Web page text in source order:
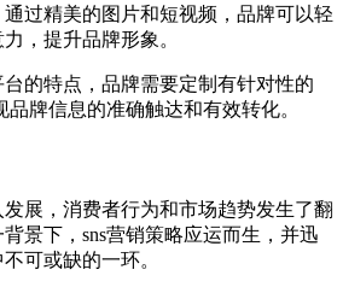
过精美的图片和短视频，品牌可以轻
，提升品牌形象。
特点，品牌需要定制有针对性的
品牌信息的准确触达和有效转化。
，消费者行为和市场趋势发生了翻
景下，sns营销策略应运而生，并迅
可或缺的一环。